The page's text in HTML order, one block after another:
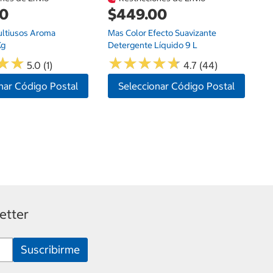
Aroma
★
★ 5.0 (1)
Código Postal
$449.00
Mas Color Efecto Suavizante
Detergente Líquido 9 L
★★★★★
★★★★★ 4.7 (44)
Seleccionar Código Postal